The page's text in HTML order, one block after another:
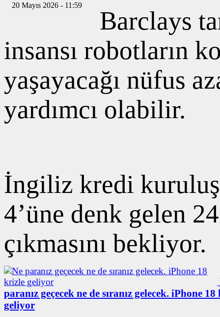
20 Mayıs 2026 - 11:59
Barclays
insansı robotların
yaşayacağı nüfus
yardımcı olabilir.
İngiliz kredi
4’üne denk gelen
çıkmasını bekliyor.
paranız geçecek ne de sıranız gelecek. iPhone
geliyor